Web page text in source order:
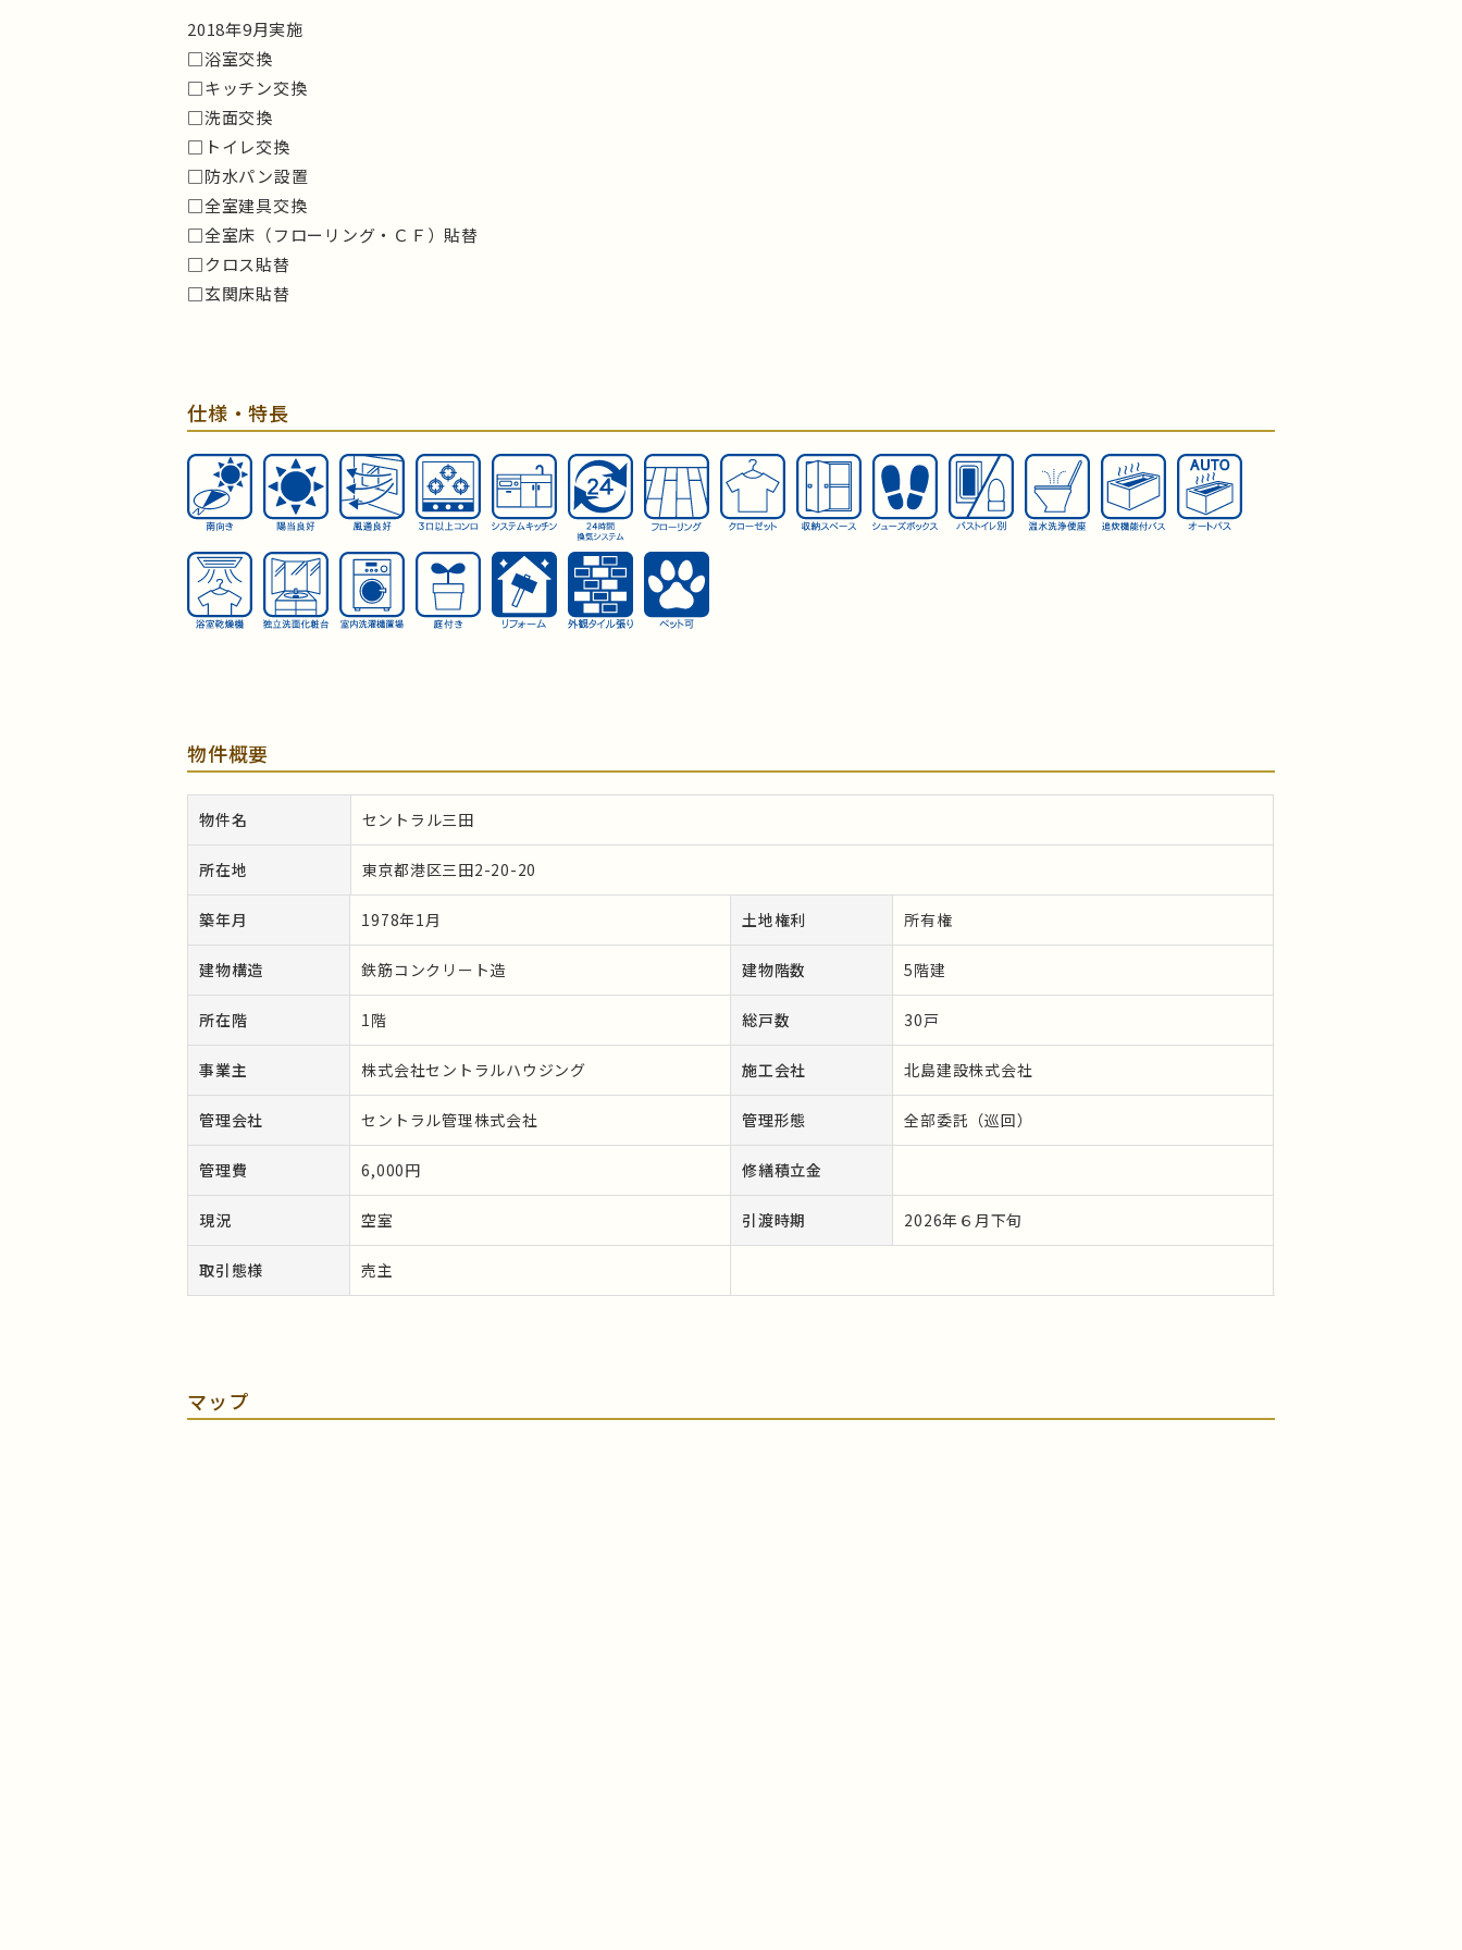
2018年9月実施
□浴室交換
□キッチン交換
□洗面交換
□トイレ交換
□防水パン設置
□全室建具交換
□全室床（フローリング・ＣＦ）貼替
□クロス貼替
□玄関床貼替
仕様・特長
物件概要
物件名 セントラル三田
所在地 東京都港区三田2-20-20
築年月 1978年1月 土地権利 所有権
建物構造 鉄筋コンクリート造 建物階数 5階建
所在階 1階 総戸数 30戸
事業主 株式会社セントラルハウジング 施工会社 北島建設株式会社
管理会社 セントラル管理株式会社 管理形態 全部委託（巡回）
管理費 6,000円 修繕積立金
現況 空室 引渡時期 2026年６月下旬
取引態様 売主
マップ